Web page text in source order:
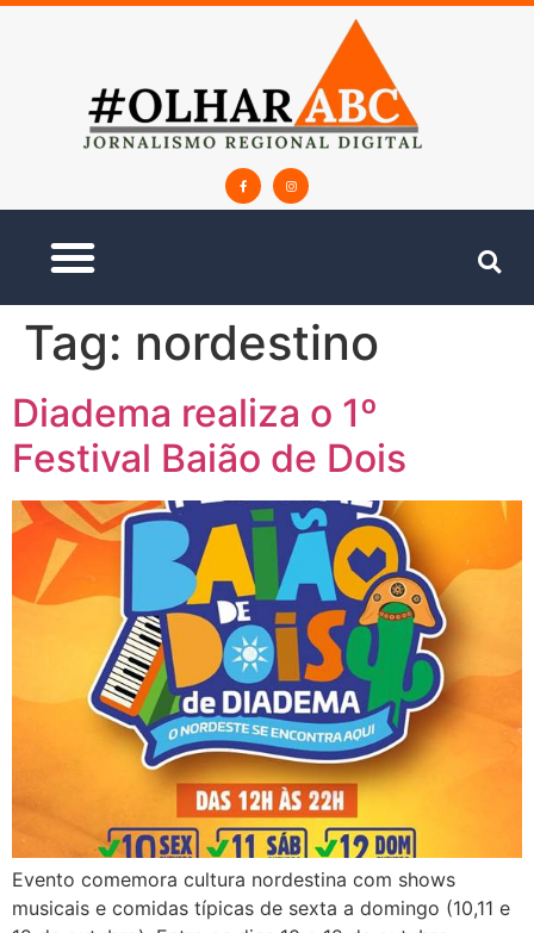
Tag: nordestino
Diadema realiza o 1º
Festival Baião de Dois
Evento comemora cultura nordestina com shows
musicais e comidas típicas de sexta a domingo (10,11 e